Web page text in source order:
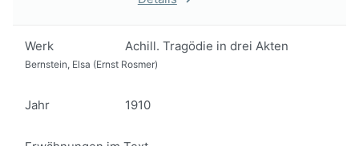
Werk Achill. Tragödie in drei Akten
Bernstein, Elsa (Ernst Rosmer)
Jahr 1910